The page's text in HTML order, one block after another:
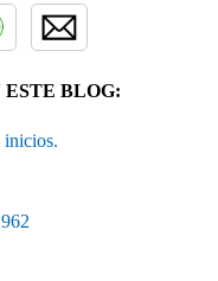
ESTE BLOG:
inicios.